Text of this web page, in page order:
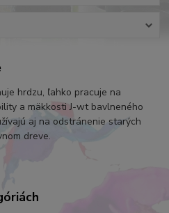
hrdzu, ľahko pracuje na
a mäkkosti J-wt bavlneného
aj na odstránenie starých
dreve.